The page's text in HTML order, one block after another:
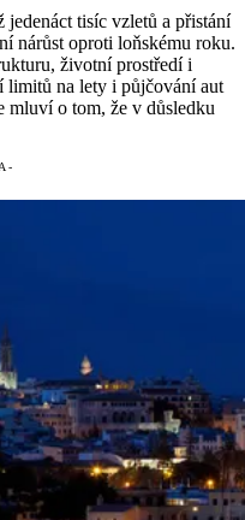
tisíc vzletů a přistání
nárůst oproti loňskému roku.
životní prostředí i
limitů na lety i půjčování aut
mluví o tom, že v důsledku